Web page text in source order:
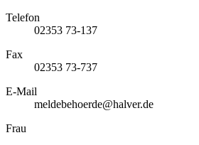
Telefon
02353 73-137
Fax
02353 73-737
E-Mail
meldebehoerde@halver.de
Frau